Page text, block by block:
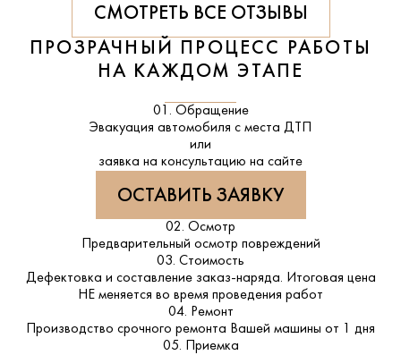
СМОТРЕТЬ ВСЕ ОТЗЫВЫ
ПРОЗРАЧНЫЙ ПРОЦЕСС РАБОТЫ
НА КАЖДОМ ЭТАПЕ
01. Обращение
Эвакуация автомобиля с места ДТП
или
заявка на консультацию на сайте
ОСТАВИТЬ ЗАЯВКУ
02. Осмотр
Предварительный осмотр повреждений
03. Стоимость
Дефектовка и составление заказ-наряда. Итоговая цена
НЕ меняется во время проведения работ
04. Ремонт
Производство срочного ремонта Вашей машины от 1 дня
05. Приемка